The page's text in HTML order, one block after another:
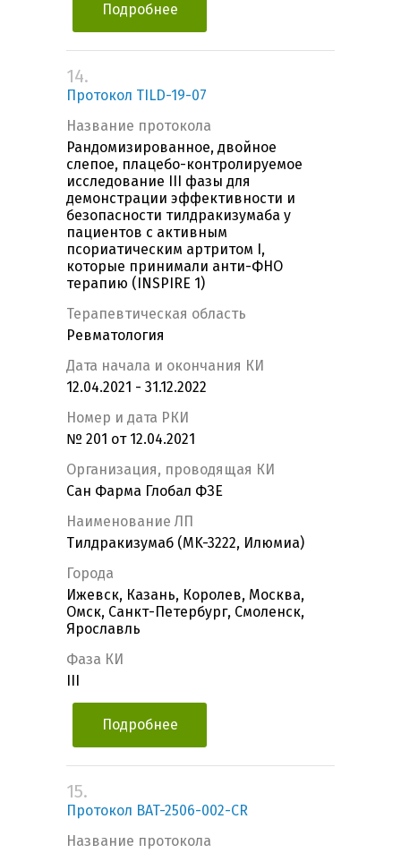
Подробнее
14.
Протокол TILD-19-07
Название протокола
Рандомизированное, двойное
слепое, плацебо-контролируемое
исследование III фазы для
демонстрации эффективности и
безопасности тилдракизумаба у
пациентов с активным
псориатическим артритом I,
которые принимали анти-ФНО
терапию (INSPIRE 1)
Терапевтическая область
Ревматология
Дата начала и окончания КИ
12.04.2021 - 31.12.2022
Номер и дата РКИ
№ 201 от 12.04.2021
Организация, проводящая КИ
Сан Фарма Глобал ФЗЕ
Наименование ЛП
Тилдракизумаб (MK-3222, Илюмиа)
Города
Ижевск, Казань, Королев, Москва,
Омск, Санкт-Петербург, Смоленск,
Ярославль
Фаза КИ
Подробнее
15.
Протокол BAT-2506-002-CR
Название протокола